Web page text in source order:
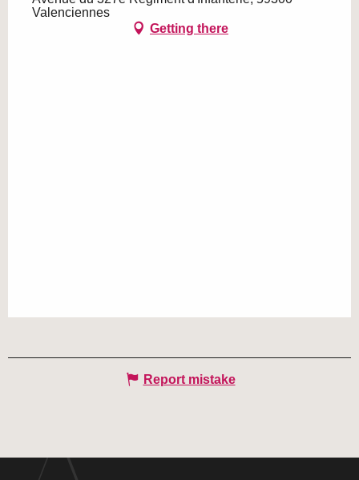
Valenciennes
Getting there
Report mistake